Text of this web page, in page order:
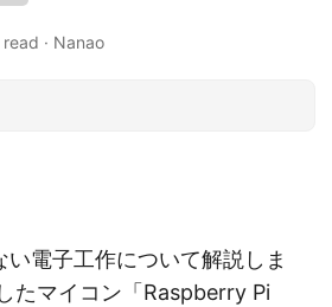
read · Nanao
電子工作について解説しま
たマイコン「Raspberry Pi